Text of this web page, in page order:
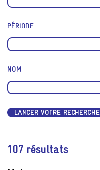
PÉRIODE
NOM
LANCER VOTRE RECHERCHE
107 résultats